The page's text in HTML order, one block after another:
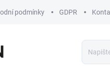
podmínky GDPR